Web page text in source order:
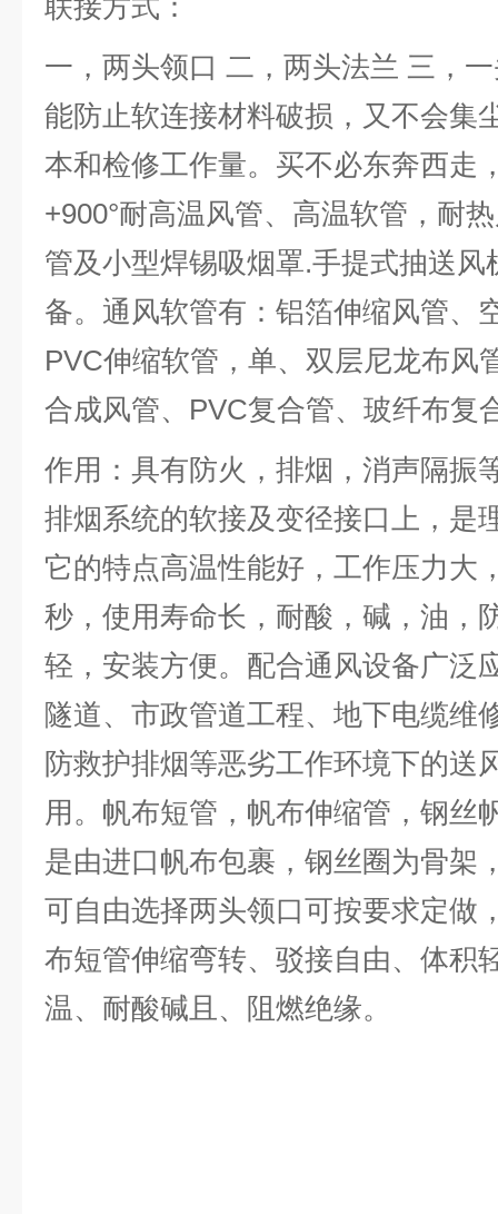
联接方式：
一，两头领口 二，两头法兰 三，
能防止软连接材料破损，又不会集
本和检修工作量。买不必东奔西走
+900°耐高温风管、高温软管，耐
管及小型焊锡吸烟罩.手提式抽送
备。通风软管有：铝箔伸缩风管、
PVC伸缩软管，单、双层尼龙布风
合成风管、PVC复合管、玻纤布复
作用：具有防火，排烟，消声隔振
排烟系统的软接及变径接口上，是
它的特点高温性能好，工作压力大
秒，使用寿命长，耐酸，碱，油，
轻，安装方便。配合通风设备广泛
隧道、市政管道工程、地下电缆维
防救护排烟等恶劣工作环境下的送
用。帆布短管，帆布伸缩管，钢丝
是由进口帆布包裹，钢丝圈为骨架
可自由选择两头领口可按要求定做
布短管伸缩弯转、驳接自由、体积
温、耐酸碱且、阻燃绝缘。